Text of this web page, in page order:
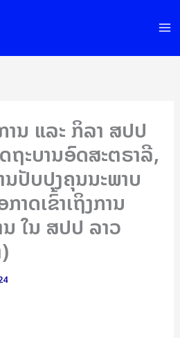
ນ ແລະ ກິລາ ສປປ
ະບານອົດສະຕຣາລີ,
ປັບປຸງຄຸນນະພາບ
າດເຂົ້າເຖິງການ
ໃນ ສປປ ລາວ